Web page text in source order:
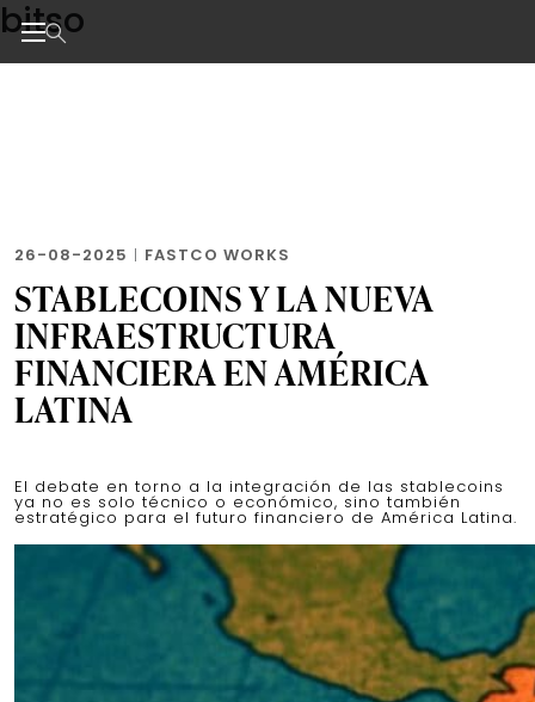
Skip
to
the
bitso
26-08-2025 | FASTCO WORKS
STABLECOINS Y LA NUEVA
INFRAESTRUCTURA
FINANCIERA EN AMÉRICA
LATINA
El debate en torno a la integración de las stablecoins
ya no es solo técnico o económico, sino también
estratégico para el futuro financiero de América Latina.